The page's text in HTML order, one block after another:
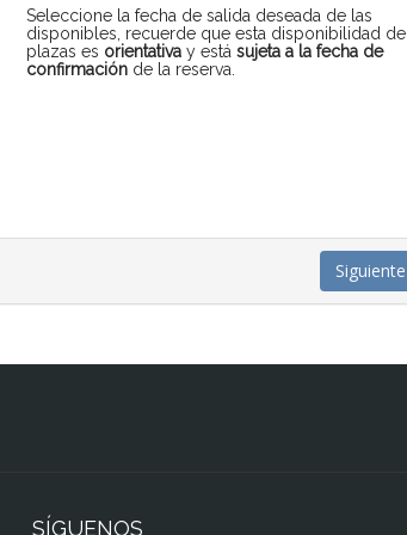
Seleccione la fecha de salida deseada de las
disponibles, recuerde que esta disponibilidad de
plazas es orientativay está sujeta a la fecha de
confirmaciónde la reserva.
Siguiente
SÍGUENOS